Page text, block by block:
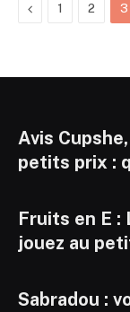
Previous
1 2 3
Avis
petits prix :
Fruits en E :
jouez au
Sabradou :